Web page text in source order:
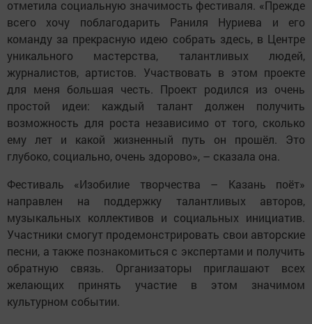
отметила социальную значимость фестиваля. «Прежде
всего хочу поблагодарить Раниля Нуриева и его
команду за прекрасную идею собрать здесь, в Центре
уникального мастерства, талантливых людей,
журналистов, артистов. Участвовать в этом проекте
для меня большая честь. Проект родился из очень
простой идеи: каждый талант должен получить
возможность для роста независимо от того, сколько
ему лет и какой жизненный путь он прошёл. Это
глубоко, социально, очень здорово», – сказала она.
Фестиваль «Изобилие творчества – Казань поёт»
направлен на поддержку талантливых авторов,
музыкальных коллективов и социальных инициатив.
Участники смогут продемонстрировать свои авторские
песни, а также познакомиться с экспертами и получить
обратную связь. Организаторы приглашают всех
желающих принять участие в этом значимом
культурном событии.